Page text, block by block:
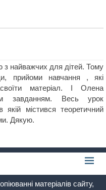
з найважчих для дітей. Тому
прийоми навчання , які
матеріал. І Олена
завданням. Весь урок
містився теоретичний
Дякую.
матеріалів сайту,